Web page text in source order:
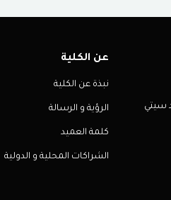
عن الكلية
نبذة عن الكلية
الرؤية و الرسالة
كلمة العميد
الشراكات المحلية و الدولية